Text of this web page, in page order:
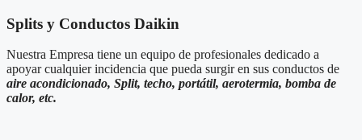
Splits y Conductos Daikin
Nuestra Empresa tiene un equipo de profesionales dedicado a
apoyar cualquier incidencia que pueda surgir en sus conductos de
aire acondicionado, Split, techo, portátil, aerotermia, bomba de
calor, etc.